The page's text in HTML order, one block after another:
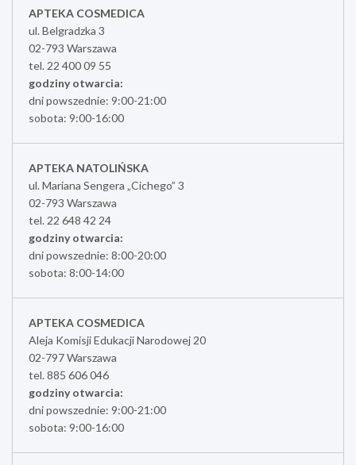
APTEKA COSMEDICA
ul. Belgradzka 3
02-793 Warszawa
tel. 22 400 09 55
godziny otwarcia:
dni powszednie: 9:00-21:00
sobota: 9:00-16:00
APTEKA NATOLIŃSKA
ul. Mariana Sengera „Cichego” 3
02-793 Warszawa
tel. 22 648 42 24
godziny otwarcia:
dni powszednie: 8:00-20:00
sobota: 8:00-14:00
APTEKA COSMEDICA
Aleja Komisji Edukacji Narodowej 20
02-797 Warszawa
tel. 885 606 046
godziny otwarcia:
dni powszednie: 9:00-21:00
sobota: 9:00-16:00